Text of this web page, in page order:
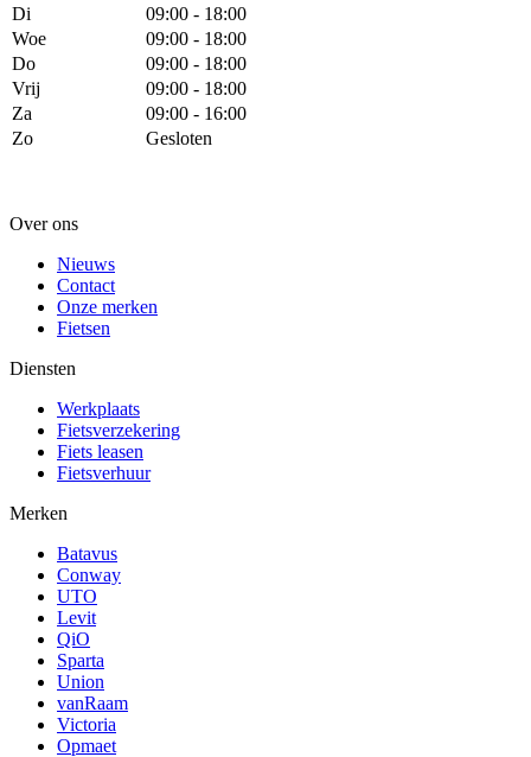
Di
09:00 - 18:00
Woe
09:00 - 18:00
Do
09:00 - 18:00
Vrij
09:00 - 18:00
Za
09:00 - 16:00
Zo
Gesloten
Over ons
Nieuws
Contact
Onze merken
Fietsen
Diensten
Werkplaats
Fietsverzekering
Fiets leasen
Fietsverhuur
Merken
Batavus
Conway
UTO
Levit
QiO
Sparta
Union
vanRaam
Victoria
Opmaet